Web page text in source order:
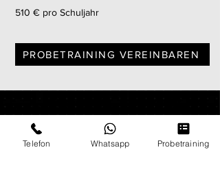
510 € pro Schuljahr
PROBETRAINING VEREINBAREN
Telefon Whatsapp Probetraining